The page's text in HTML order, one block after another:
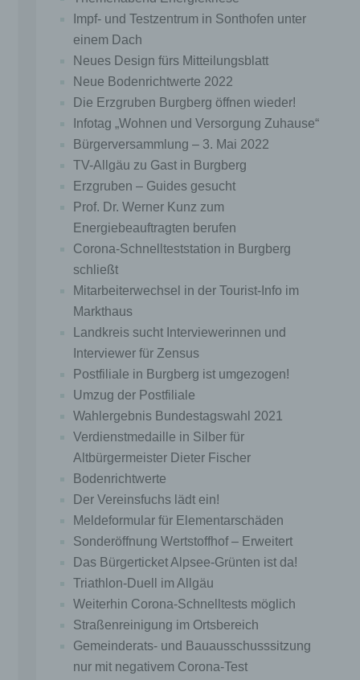
Impf- und Testzentrum in Sonthofen unter
einem Dach
Neues Design fürs Mitteilungsblatt
Neue Bodenrichtwerte 2022
Die Erzgruben Burgberg öffnen wieder!
Infotag „Wohnen und Versorgung Zuhause“
Bürgerversammlung – 3. Mai 2022
TV-Allgäu zu Gast in Burgberg
Erzgruben – Guides gesucht
Prof. Dr. Werner Kunz zum
Energiebeauftragten berufen
Corona-Schnellteststation in Burgberg
schließt
Mitarbeiterwechsel in der Tourist-Info im
Markthaus
Landkreis sucht Interviewerinnen und
Interviewer für Zensus
Postfiliale in Burgberg ist umgezogen!
Umzug der Postfiliale
Wahlergebnis Bundestagswahl 2021
Verdienstmedaille in Silber für
Altbürgermeister Dieter Fischer
Bodenrichtwerte
Der Vereinsfuchs lädt ein!
Meldeformular für Elementarschäden
Sonderöffnung Wertstoffhof – Erweitert
Das Bürgerticket Alpsee-Grünten ist da!
Triathlon-Duell im Allgäu
Weiterhin Corona-Schnelltests möglich
Straßenreinigung im Ortsbereich
Gemeinderats- und Bauausschusssitzung
nur mit negativem Corona-Test
der personenbezogene Daten offengelegt werden,
unabhängig davon, ob es sich bei ihr um einen
Dritten handelt oder nicht. Behörden, die im
Rahmen eines bestimmten Untersuchungsauftrags
nach dem Unionsrecht oder dem Recht der
Mitgliedstaaten möglicherweise
personenbezogene Daten erhalten, gelten jedoch
nicht als Empfänger.
j) Dritter
Dritter ist eine natürliche oder juristische Person,
Behörde, Einrichtung oder andere Stelle außer der
betroffenen Person, dem Verantwortlichen, dem
Auftragsverarbeiter und den Personen, die unter
der unmittelbaren Verantwortung des
Verantwortlichen oder des Auftragsverarbeiters
befugt sind, die personenbezogenen Daten zu
verarbeiten.
k) Einwilligung
Einwilligung ist jede von der betroffenen Person
Weise und unmissverständlich abgegebene
Willensbekundung in Form einer Erklärung oder
einer sonstigen eindeutigen bestätigenden
Handlung, mit der die betroffene Person zu
verstehen gibt, dass sie mit der Verarbeitung der
sie betreffenden personenbezogenen Daten
einverstanden ist.
Name und Anschrift des für die Verarbeitung
Verantwortlichen
Verantwortlicher im Sinne der Datenschutz-
Grundverordnung, sonstiger in den Mitgliedstaaten
der Europäischen Union geltenden
Datenschutzgesetze und anderer Bestimmungen
mit datenschutzrechtlichem Charakter ist die:
Gemeinde Burgberg im Allgäu
Herr Bürgermeister André Eckardt